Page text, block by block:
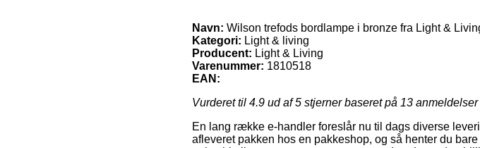
Navn: Wilson trefods bordlampe i bronze fra Light &
Kategori: Light & living
Producent: Light & Living
Varenummer: 1810518
EAN:
Vurderet til 4.9 ud af 5 stjerner baseret på 13 anmeldelser
En lang række e-handler foreslår nu til dags diverse
afleveret pakken hos en pakkeshop, og så henter du